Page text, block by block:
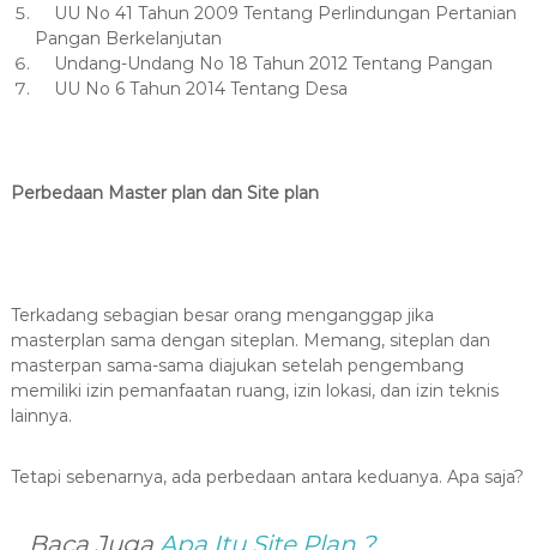
UU No 41 Tahun 2009 Tentang Perlindungan Pertanian
Pangan Berkelanjutan
Undang-Undang No 18 Tahun 2012 Tentang Pangan
UU No 6 Tahun 2014 Tentang Desa
Perbedaan Master plan dan Site plan
Terkadang sebagian besar orang menganggap jika
masterplan sama dengan siteplan. Memang, siteplan dan
masterpan sama-sama diajukan setelah pengembang
memiliki izin pemanfaatan ruang, izin lokasi, dan izin teknis
lainnya.
Tetapi sebenarnya, ada perbedaan antara keduanya. Apa saja?
Baca Juga Apa Itu Site Plan ?